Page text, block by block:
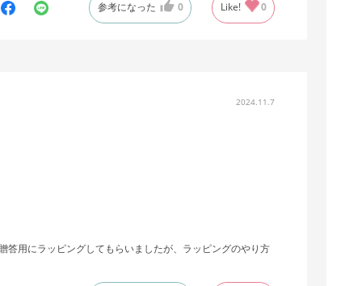
参考になった 0 Like! 0
2024.11.7
用にラッピングしてもらいましたが、ラッピングのやり方